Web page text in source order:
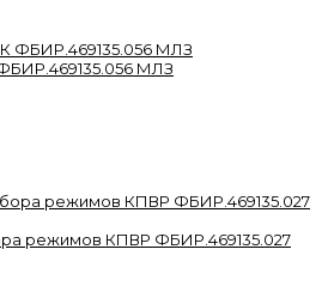
МЛЗ
режимов КПВР ФБИР.469135.027